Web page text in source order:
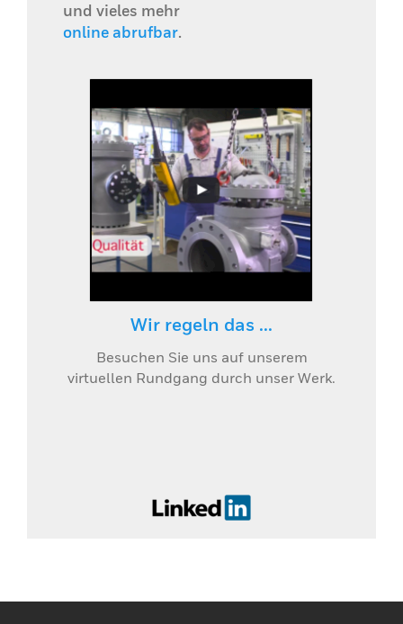
und vieles mehr
online abrufbar.
Wir regeln das ...
Besuchen Sie uns auf unserem
virtuellen Rundgang durch unser Werk.